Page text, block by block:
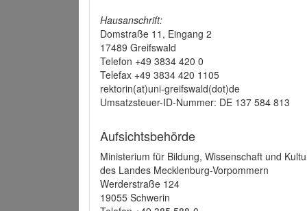
Hausanschrift:
Domstraße 11, Eingang 2
17489 Greifswald
Telefon +49 3834 420 0
Telefax +49 3834 420 1105
rektorin(at)uni-greifswald(dot)de
Umsatzsteuer-ID-Nummer: DE 137 584 813
Aufsichtsbehörde
Ministerium für Bildung, Wissenschaft und
des Landes Mecklenburg-Vorpommern
Werderstraße 124
19055 Schwerin